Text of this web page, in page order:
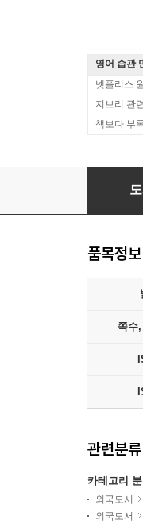
영어 습관
넷플리스
지브리 관
책보다 부
Richard
품목정보
쪽수,
관련분류
카테고리
외국도서
외국도서